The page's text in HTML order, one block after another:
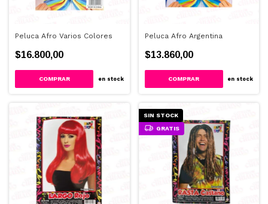
Peluca Afro Varios Colores
$16.800,00
en stock
Peluca Afro Argentina
$13.860,00
en stock
SIN STOCK
GRATIS